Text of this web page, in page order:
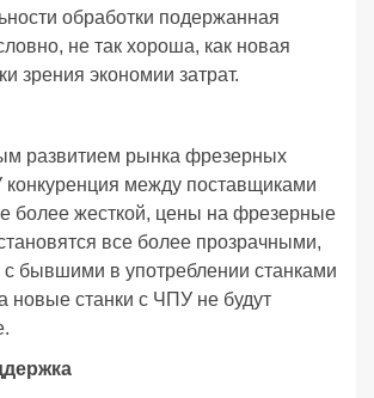
обработки подержанная
не так хороша, как новая
зрения экономии затрат.
развитием рынка фрезерных
конкуренция между поставщиками
более жесткой, цены на фрезерные
все более прозрачными,
бывшими в употреблении станками
новые станки с ЧПУ не будут